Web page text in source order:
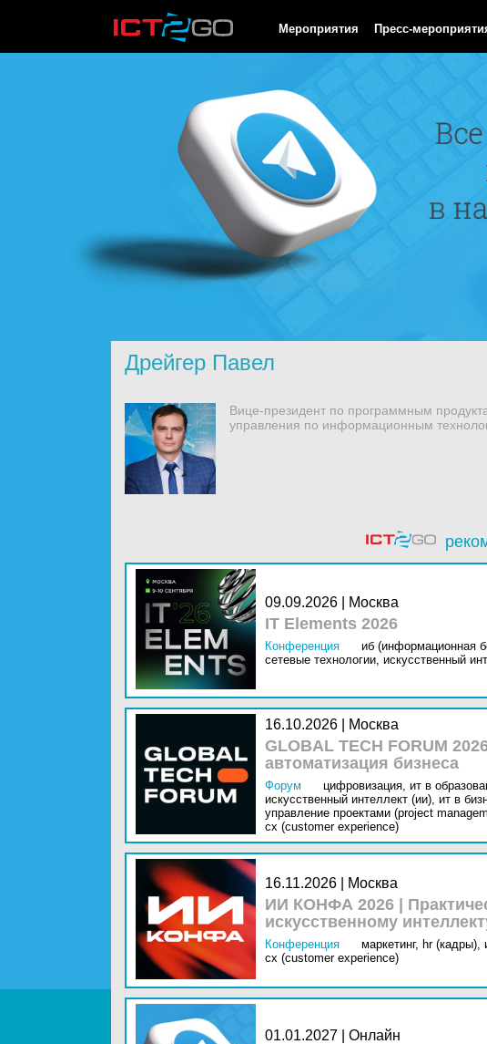
Мероприятия Пресс-
Дрейгер Павел
Вице-президент по программным
управления по информационным
09.09.2026 | Москва
IT Elements 2026
Конференция иб (информационная
сетевые технологии, искусственный
16.10.2026 | Москва
GLOBAL TECH FORUM
автоматизация бизнеса
Форум цифровизация, ит в
искусственный интеллект (ии), ит в
управление проектами (project
cx (customer experience)
16.11.2026 | Москва
ИИ КОНФА 2026 |
искусственному
Конференция маркетинг, hr (кадры),
cx (customer experience)
01.01.2027 | Онлайн